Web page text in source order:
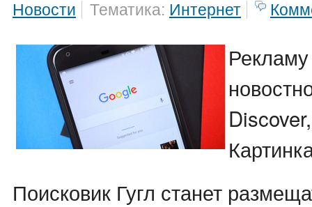
Новости
Тематика: Интернет
Поисковик Гугл станет